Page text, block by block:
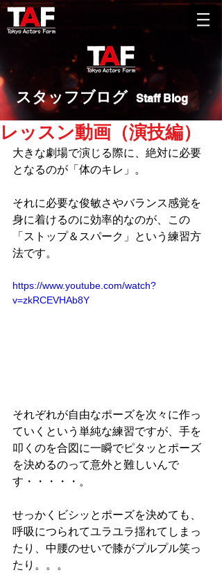
​スタッフブログ Staff Blog
レッスン動画（演技編）
大きな劇場で演じる際に、絶対に必要
となるのが「体のキレ」。
それに必要な俊敏さやバランス感覚を
身に着けるのに効率的なのが、この
「ストップ＆スパーク」という練習方
法です。
https://www.youtube.com/watch?
v=zkRCEVHAb8Y
それぞれが自由なポーズを次々に作っ
ていくという単純な練習ですが、手を
叩くのを合図に一瞬でピタッとポーズ
を決めるのって意外と難しいんで
す・・・・・。
せっかくビシッとポーズを決めても、
呼吸につられてユラユラ揺れてしまっ
たり、中腰のせいで膝がプルプル笑っ
たり。。。